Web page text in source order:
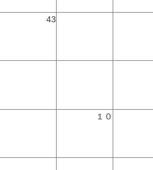
43
１０